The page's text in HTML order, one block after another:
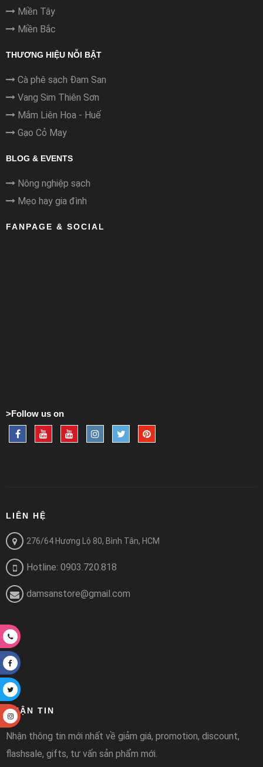
Miền Tây
Miền Bắc
THƯƠNG HIỆU NỖI BẬT
Cà phê sạch Đam San
Vang Sim Thiên Sơn
Mắm Liên Hoa - Huế
Gạo Cỏ May
BLOG & EVENTS
Nông nghiệp sạch
Mẹo hay gia đình
FANPAGE & SOCIAL
>Follow us on
LIÊN HỆ
276/64 Hương Lộ 80, Bình Tân, HCM
Hotline: 0903.720.818
damsanstore@gmail.com
NHẬN TIN
Nhận thông tin mới nhất về giảm giá, promotion, discount,
flashsale, gifts, tư vấn sản phẩm mới.